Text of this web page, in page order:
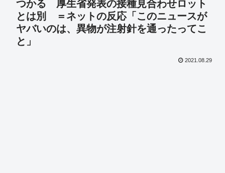
つかる 厚生省発表の接種見合わせロット
とは別 ＝ネットの反応「このニュースが
ヤバいのは、異物が注射針を通ったってこ
と」
2021.08.29